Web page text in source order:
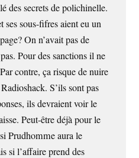
des secrets de polichinelle.
ses sous-fifres aient eu un
On n’avait pas de
Pour des sanctions il ne
contre, ça risque de nuire
S’ils sont pas
ils devraient voir le
Peut-être déjà pour le
Prudhomme aura le
si l’affaire prend des